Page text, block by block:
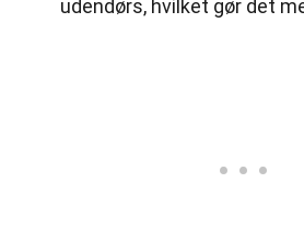
udendørs, hvilket gør det